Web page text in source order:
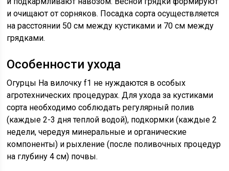
и очищают от сорняков. Посадка сорта осуществляется
на расстоянии 50 см между кустиками и 70 см между
грядками.
Особенности ухода
Огурцы На вилочку f1 не нуждаются в особых
агротехнических процедурах. Для ухода за кустиками
сорта необходимо соблюдать регулярный полив
(каждые 2-3 дня теплой водой), подкормки (каждые 2
недели, чередуя минеральные и органические
компоненты) и рыхление (после поливочных процедур
на глубину 4 см) почвы.